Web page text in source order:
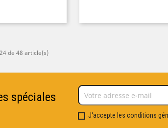
de 48 article(s)
spéciales
J'accepte les conditions